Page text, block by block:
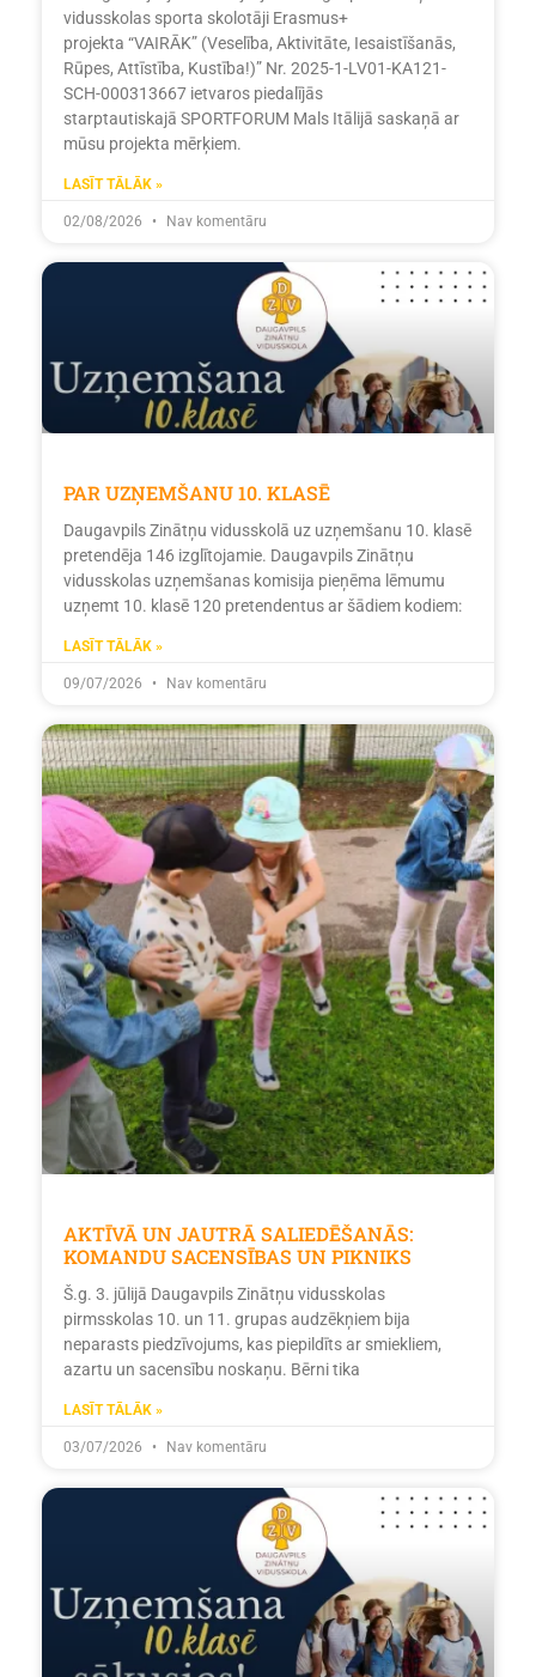
vidusskolas sporta skolotāji Erasmus+
projekta “VAIRĀK” (Veselība, Aktivitāte, Iesaistīšanās,
Rūpes, Attīstība, Kustība!)” Nr. 2025-1-LV01-KA121-
SCH-000313667 ietvaros piedalījās
starptautiskajā SPORTFORUM Mals Itālijā saskaņā ar
mūsu projekta mērķiem.
LASĪT TĀLĀK »
02/08/2026 Nav komentāru
PAR UZŅEMŠANU 10. KLASĒ
Daugavpils Zinātņu vidusskolā uz uzņemšanu 10. klasē
pretendēja 146 izglītojamie. Daugavpils Zinātņu
vidusskolas uzņemšanas komisija pieņēma lēmumu
uzņemt 10. klasē 120 pretendentus ar šādiem kodiem:
LASĪT TĀLĀK »
09/07/2026 Nav komentāru
AKTĪVĀ UN JAUTRĀ SALIEDĒŠANĀS:
KOMANDU SACENSĪBAS UN PIKNIKS
Š.g. 3. jūlijā Daugavpils Zinātņu vidusskolas
pirmsskolas 10. un 11. grupas audzēkņiem bija
neparasts piedzīvojums, kas piepildīts ar smiekliem,
azartu un sacensību noskaņu. Bērni tika
LASĪT TĀLĀK »
03/07/2026 Nav komentāru